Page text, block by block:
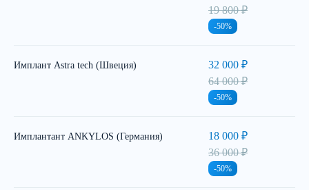
19 800 ₽
-50%
Имплант Astra tech (Швеция)
32 000 ₽
64 000 ₽
-50%
Имплантант ANKYLOS (Германия)
18 000 ₽
36 000 ₽
-50%